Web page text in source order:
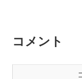
コメント